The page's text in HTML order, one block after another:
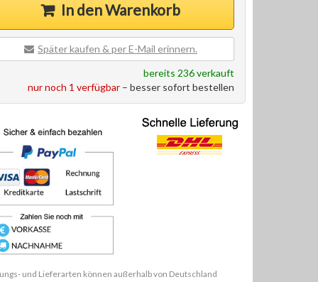
In den Warenkorb
Später kaufen & per E-Mail erinnern.
bereits 236 verkauft
nur noch 1 verfügbar – besser sofort bestellen
und Lieferarten können außerhalb von Deutschland